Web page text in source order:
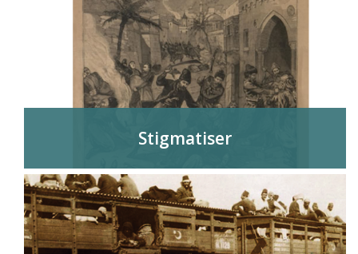
Stigmatiser